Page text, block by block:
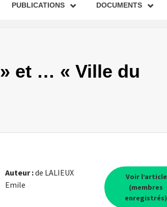
PUBLICATIONS DOCUMENTS
et … « Ville du
Auteur :de LALIEUX
Emile
Voir l’article
(membres
enregistrés)